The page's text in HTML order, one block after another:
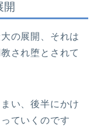
の展開、それは
され堕とされて
い、後半にかけ
ていくのです